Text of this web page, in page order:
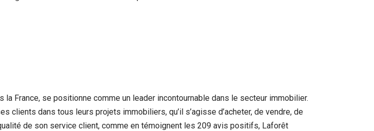
France, se positionne comme un leader incontournable dans le secteur immobilier.
clients dans tous leurs projets immobiliers, qu’il s’agisse d’acheter, de vendre, de
de son service client, comme en témoignent les 209 avis positifs, Laforêt